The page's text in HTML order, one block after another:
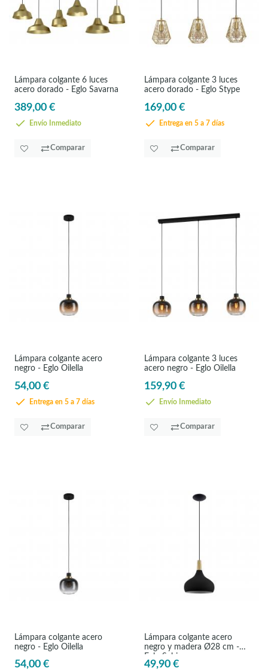
Lámpara colgante 6 luces
acero dorado - Eglo Savarna
389,00 €
Envío Inmediato
Comparar
Lámpara colgante 3 luces
acero dorado - Eglo Stype
169,00 €
Entrega en 5 a 7 días
Comparar
Lámpara colgante acero
negro - Eglo Oilella
54,00 €
Entrega en 5 a 7 días
Comparar
Lámpara colgante 3 luces
acero negro - Eglo Oilella
159,90 €
Envío Inmediato
Comparar
Lámpara colgante acero
negro - Eglo Oilella
54,00 €
Lámpara colgante acero
negro y madera Ø28 cm -
Eglo Sabinar
49,90 €